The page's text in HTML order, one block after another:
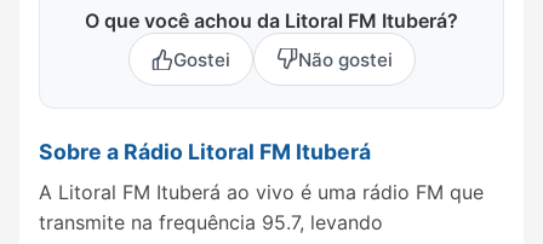
O que você achou da Litoral FM Ituberá?
Gostei Não gostei
Sobre a Rádio Litoral FM Ituberá
A Litoral FM Ituberá ao vivo é uma rádio FM que
transmite na frequência 95.7, levando